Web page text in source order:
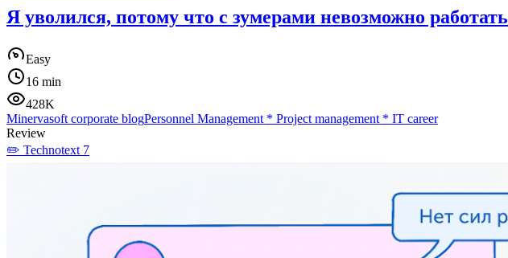
Я уволился, потому что с зумерами невозможно работать
Easy
16 min
428K
Minervasoft corporate blogPersonnel Management * Project management * IT career
Review
✏️ Technotext 7